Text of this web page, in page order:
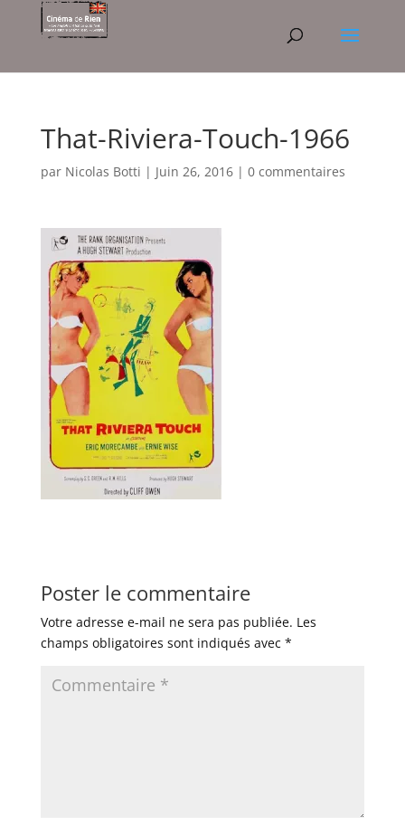
That-Riviera-Touch-1966
par Nicolas Botti | Juin 26, 2016| 0 commentaires
Poster le commentaire
Votre adresse e-mail ne sera pas publiée. Les
champs obligatoires sont indiqués avec *